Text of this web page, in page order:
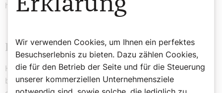
hat.
Ferdinand Habsburg zur Fastenzeit
Hallow gilt als führende katholische Gebetsapp mit
bisher über 22 Millionen Downloads. Geboten werden
Wir verwenden Cookies, um Ihnen ein perfektes
Besuchserlebnis zu bieten. Dazu zählen Cookies,
die für den Betrieb der Seite und für die Steuerung
unserer kommerziellen Unternehmensziele